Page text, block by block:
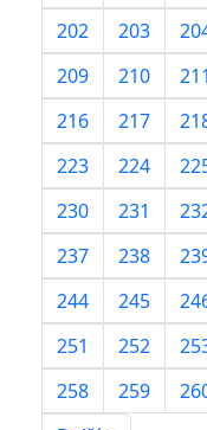
202
203
209
210 211
216
217
223
224
230
231
237
238
244
245
251
252
258
259